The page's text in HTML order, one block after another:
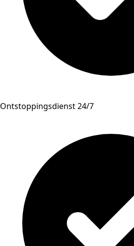
Ontstoppingsdienst 24/7